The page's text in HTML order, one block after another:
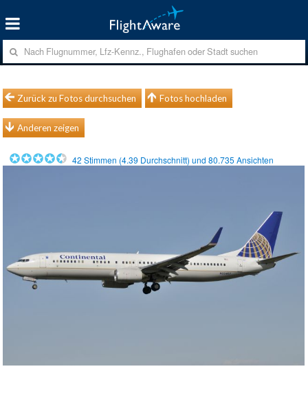
Zurück zu Fotos durchsuchen Fotos hochladen
Anderen zeigen
42 Stimmen (4.39 Durchschnitt) und80.735 Ansichten